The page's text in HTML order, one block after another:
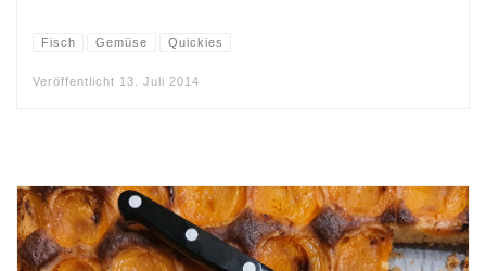
Fisch Gemüse Quickies
Veröffentlicht 13. Juli 2014